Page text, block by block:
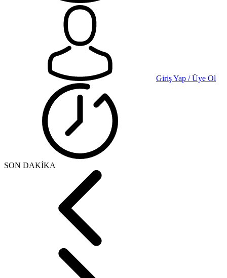
Giriş Yap / Üye Ol
SON DAKİKA